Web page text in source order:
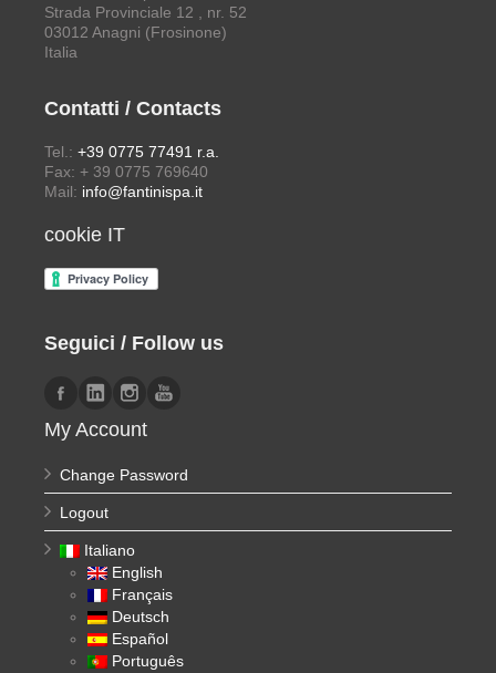
Strada Provinciale 12 , nr. 52
03012 Anagni (Frosinone)
Italia
Contatti / Contacts
Tel.: +39 0775 77491 r.a.
Fax: + 39 0775 769640
Mail: info@fantinispa.it
cookie IT
Seguici / Follow us
My Account
Change Password
Logout
Italiano
English
Français
Deutsch
Español
Português